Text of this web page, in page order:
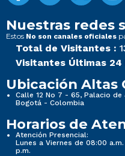
Nuestras redes
Estos No son canales oficiales
Total de Visitantes :
Visitantes Últimas 24
Ubicación Altas
Calle 12 No 7 - 65, Palacio
Bogotá - Colombia
Horarios de
Atención Presencial:
Lunes a Viernes de 08:00
p.m.